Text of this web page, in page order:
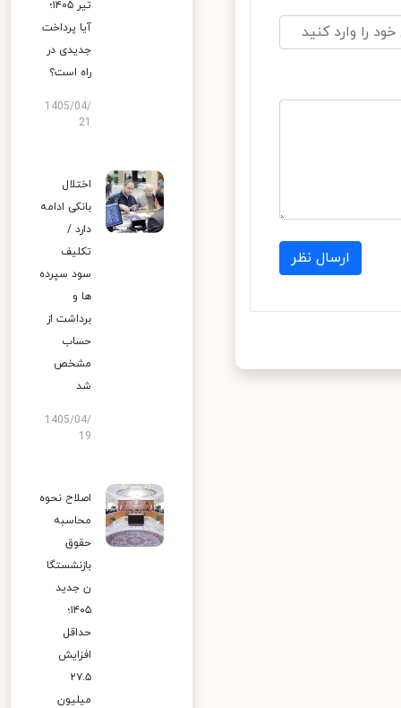
ارسال نظر
تیر ۱۴۰۵؛
آیا پرداخت
جدیدی در
راه است؟
1405/04/
اختلال
بانکی ادامه
دارد /
تکلیف
سود سپرده
ها و
برداشت از
حساب
مشخص
شد
1405/04/
19
اصلاح نحوه
محاسبه
حقوق
بازنشستگا
ن جدید
۱۴۰۵؛
حداقل
افزایش
۲۷.۵
میلیون